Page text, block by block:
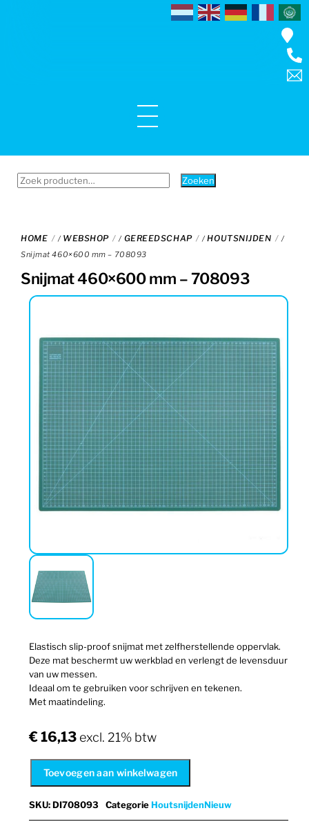
Menu
Zoeken
Zoeken
HOME / WEBSHOP / GEREEDSCHAP /HOUTSNIJDEN
/
Snijmat 460×600 mm – 708093
Snijmat 460×600 mm – 708093
Elastisch slip-proof snijmat met zelfherstellende oppervlak.
Deze mat beschermt uw werkblad en verlengt de levensduur
van uw messen.
Ideaal om te gebruiken voor schrijven en tekenen.
Met maatindeling.
€16,13 excl. 21% btw
Toevoegen aan winkelwagen
SKU:DI708093 CategorieHoutsnijdenNieuw